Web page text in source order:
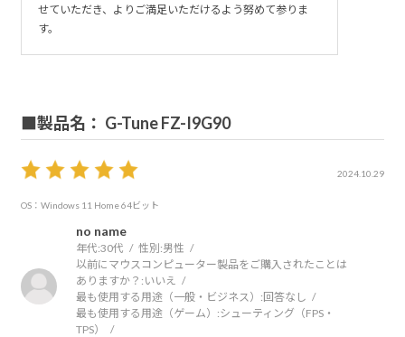
せていただき、よりご満足いただけるよう努めて参りま
す。
■製品名： G-Tune FZ-I9G90
2024.10.29
OS：Windows 11 Home 64ビット
no name
年代:30代 性別:男性
以前にマウスコンピューター製品をご購入されたことは
ありますか？: いいえ
最も使用する用途（一般・ビジネス）:回答なし
最も使用する用途（ゲーム）:シューティング（FPS・
TPS）